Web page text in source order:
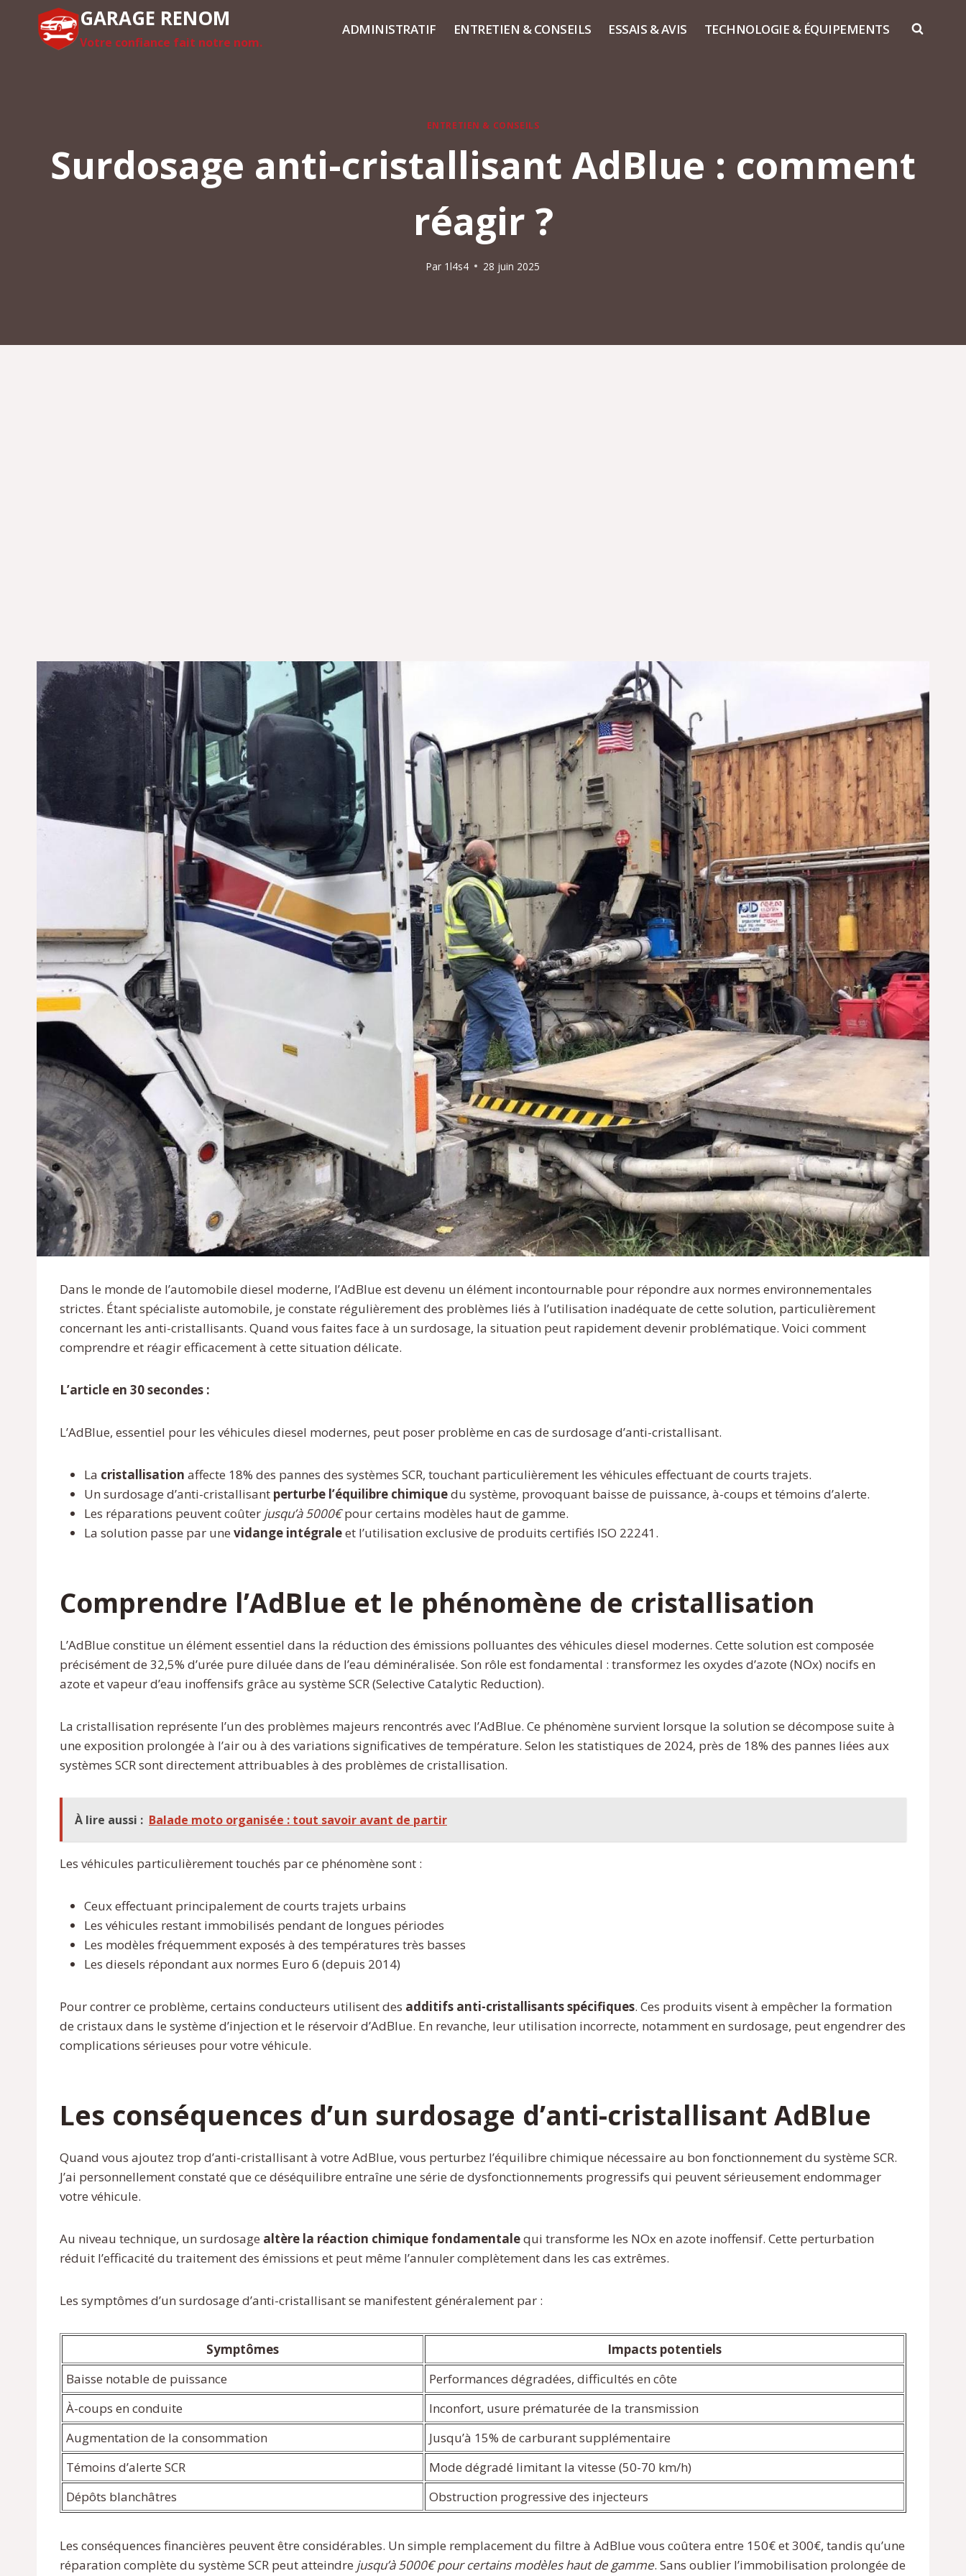
contenu
GARAGE RENOM
Votre confiance fait notre nom.
ADMINISTRATIF ENTRETIEN & CONSEILS ESSAIS & AVIS TECHNOLOGIE & ÉQUIPEMENTS
ENTRETIEN & CONSEILS
Surdosage anti-cristallisant AdBlue : comment
réagir ?
Par 1l4s4 28 juin 2025
Dans le monde de l’automobile diesel moderne, l’AdBlue est devenu un élément incontournable pour répondre aux normes environnementales
strictes. Étant spécialiste automobile, je constate régulièrement des problèmes liés à l’utilisation inadéquate de cette solution, particulièrement
concernant les anti-cristallisants. Quand vous faites face à un surdosage, la situation peut rapidement devenir problématique. Voici comment
comprendre et réagir efficacement à cette situation délicate.
L’article en 30 secondes :
L’AdBlue, essentiel pour les véhicules diesel modernes, peut poser problème en cas de surdosage d’anti-cristallisant.
La cristallisation affecte 18% des pannes des systèmes SCR, touchant particulièrement les véhicules effectuant de courts trajets.
Un surdosage d’anti-cristallisant perturbe l’équilibre chimiquedu système, provoquant baisse de puissance, à-coups et témoins d’alerte.
Les réparations peuvent coûter jusqu’à 5000€pour certains modèles haut de gamme.
La solution passe par une vidange intégraleet l’utilisation exclusive de produits certifiés ISO 22241.
Comprendre l’AdBlue et le phénomène de cristallisation
L’AdBlue constitue un élément essentiel dans la réduction des émissions polluantes des véhicules diesel modernes. Cette solution est composée
précisément de 32,5% d’urée pure diluée dans de l’eau déminéralisée. Son rôle est fondamental : transformez les oxydes d’azote (NOx) nocifs en
azote et vapeur d’eau inoffensifs grâce au système SCR (Selective Catalytic Reduction).
La cristallisation représente l’un des problèmes majeurs rencontrés avec l’AdBlue. Ce phénomène survient lorsque la solution se décompose suite à
une exposition prolongée à l’air ou à des variations significatives de température. Selon les statistiques de 2024, près de 18% des pannes liées aux
systèmes SCR sont directement attribuables à des problèmes de cristallisation.
À lire aussi : Balade moto organisée : tout savoir avant de partir
Les véhicules particulièrement touchés par ce phénomène sont :
Ceux effectuant principalement de courts trajets urbains
Les véhicules restant immobilisés pendant de longues périodes
Les modèles fréquemment exposés à des températures très basses
Les diesels répondant aux normes Euro 6 (depuis 2014)
Pour contrer ce problème, certains conducteurs utilisent des additifs anti-cristallisants spécifiques. Ces produits visent à empêcher la formation
de cristaux dans le système d’injection et le réservoir d’AdBlue. En revanche, leur utilisation incorrecte, notamment en surdosage, peut engendrer des
complications sérieuses pour votre véhicule.
Les conséquences d’un surdosage d’anti-cristallisant AdBlue
Quand vous ajoutez trop d’anti-cristallisant à votre AdBlue, vous perturbez l’équilibre chimique nécessaire au bon fonctionnement du système SCR.
J’ai personnellement constaté que ce déséquilibre entraîne une série de dysfonctionnements progressifs qui peuvent sérieusement endommager
votre véhicule.
Au niveau technique, un surdosage altère la réaction chimique fondamentalequi transforme les NOx en azote inoffensif. Cette perturbation
réduit l’efficacité du traitement des émissions et peut même l’annuler complètement dans les cas extrêmes.
Les symptômes d’un surdosage d’anti-cristallisant se manifestent généralement par :
Symptômes
Impacts potentiels
Baisse notable de puissance
Performances dégradées, difficultés en côte
À-coups en conduite
Inconfort, usure prématurée de la transmission
Augmentation de la consommation
Jusqu’à 15% de carburant supplémentaire
Témoins d’alerte SCR
Mode dégradé limitant la vitesse (50-70 km/h)
Dépôts blanchâtres
Obstruction progressive des injecteurs
Les conséquences financières peuvent être considérables. Un simple remplacement du filtre à AdBlue vous coûtera entre 150€ et 300€, tandis qu’une
réparation complète du système SCR peut atteindre jusqu’à 5000€ pour certains modèles haut de gamme. Sans oublier l’immobilisation prolongée de